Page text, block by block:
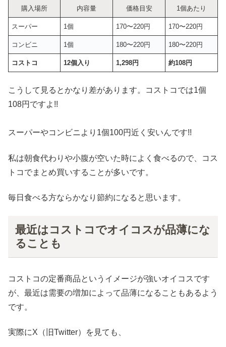
購入場所 内容量 価格目安 1個あたり
スーパー 1個 170〜220円 170〜220円
コンビニ 1個 180〜220円 180〜220円
コストコ 12個入り 1,298円 約108円
こうして見るとかなり差があります。コストコでは1個
108円ですよ!!
スーパーやコンビニより1個100円近く安いんです!!
私は朝食代わりや小腹が空いた時によく食べるので、コス
トコでまとめ買いすることが多いです。
毎日食べる方ならかなり節約になると思います。
最近はコストコでオイコスが品薄にな
ることも
コストコの定番商品というイメージが強いオイコスです
が、最近は需要の増加によって品薄になることもあるよう
です。
実際にX（旧Twitter）を見ても、